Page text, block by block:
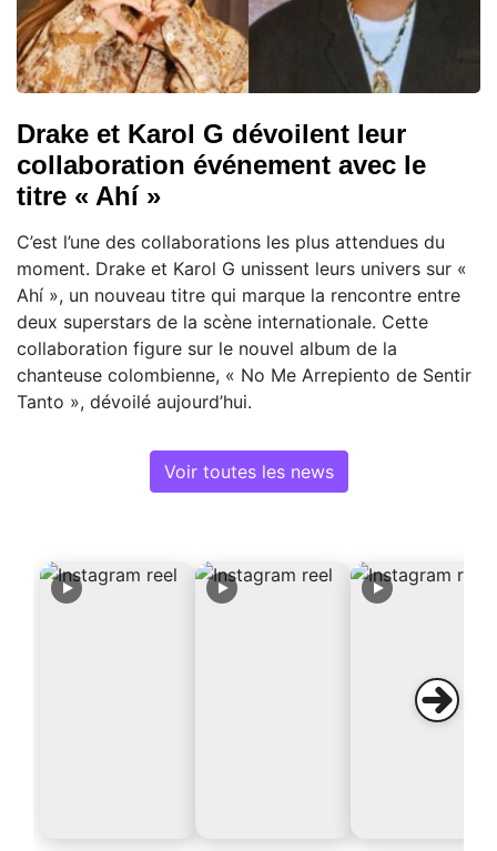
Drake et Karol G dévoilent leur
collaboration événement avec le
titre « Ahí »
C’est l’une des collaborations les plus attendues du
moment. Drake et Karol G unissent leurs univers sur «
Ahí », un nouveau titre qui marque la rencontre entre
deux superstars de la scène internationale. Cette
collaboration figure sur le nouvel album de la
chanteuse colombienne, « No Me Arrepiento de Sentir
Tanto », dévoilé aujourd’hui.
Voir toutes les news